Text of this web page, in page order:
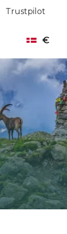
Trustpilot
€